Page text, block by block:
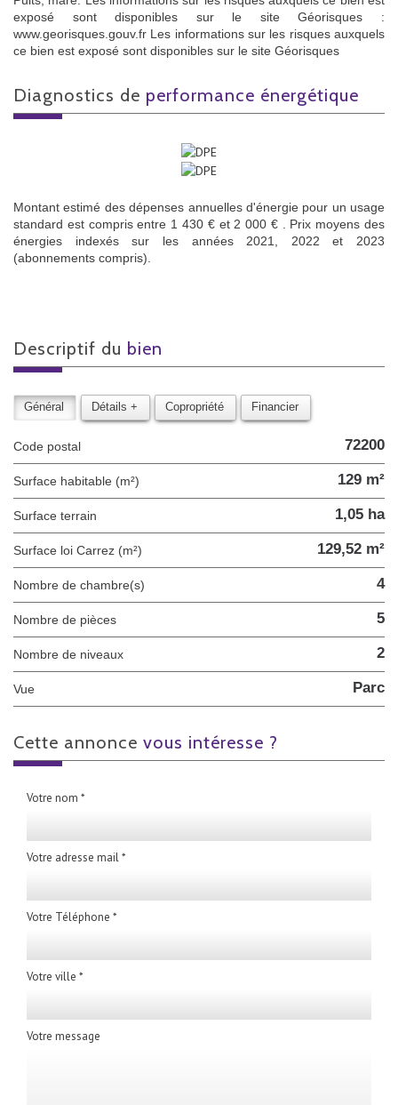
exposé sont disponibles sur le site Géorisques :
www.georisques.gouv.fr Les informations sur les risques auxquels
ce bien est exposé sont disponibles sur le site Géorisques
diagnostics de performance énergétique
Montant estimé des dépenses annuelles d'énergie pour un usage
standard est compris entre 1 430 € et 2 000 € . Prix moyens des
énergies indexés sur les années 2021, 2022 et 2023
(abonnements compris).
descriptif du bien
Général Détails + Copropriété Financier
Code postal 72200
Surface habitable (m²) 129 m²
surface terrain 1,05 ha
Surface loi Carrez (m²) 129,52 m²
Nombre de chambre(s) 4
Nombre de pièces 5
Nombre de niveaux 2
Vue Parc
cette annonce vous intéresse ?
Votre nom *
Votre adresse mail *
Votre Téléphone *
Votre ville *
Votre message